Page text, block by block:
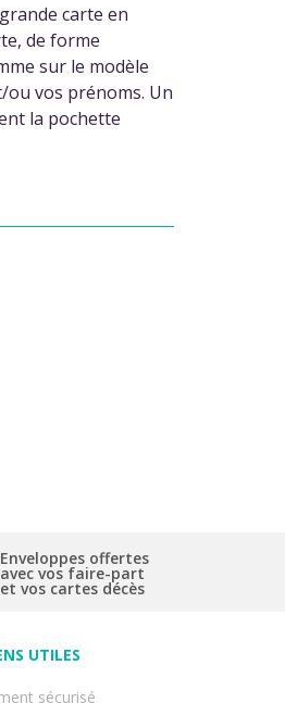
carte en
de forme
sur le modèle
vos prénoms. Un
la pochette
Enveloppes offertes
avec vos faire-part
et vos cartes décès
UTILES
sécurisé